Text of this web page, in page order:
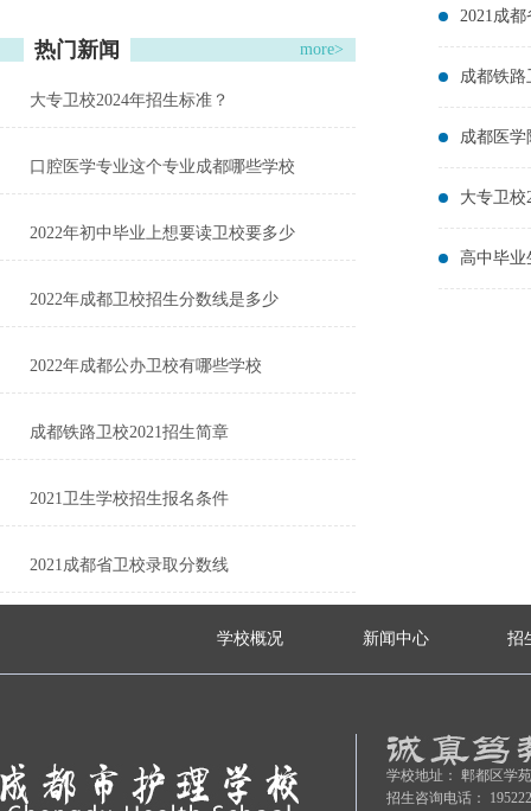
热门新闻 more>
大专卫校2024年招生标准？
口腔医学专业这个专业成都哪些学校
2022年初中毕业上想要读卫校要多少
2022年成都卫校招生分数线是多少
2022年成都公办卫校有哪些学校
成都铁路卫校2021招生简章
2021卫生学校招生报名条件
2021成都省卫校录取分数线
2021成
成都铁
成都医学
大专卫校
高中毕
学校概况 新闻中心 招
学校地址： 郫都区学
招生咨询电话：